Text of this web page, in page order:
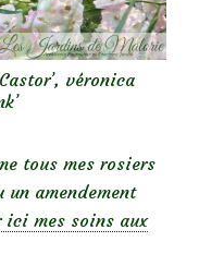
véronica
tous mes rosiers
un amendement
ici mes soins aux